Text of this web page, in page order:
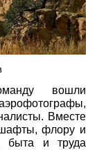
вошли
Вместе
флору и
быта и труда